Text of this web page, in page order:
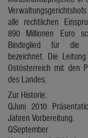
alle rechtlichen
890 Millionen Euro
Bindeglied für die
bezeichnet. Die
Ostösterreich mit den
des Landes.
Zur Historie:
QJuni 2010
Jahren Vorbereitung.